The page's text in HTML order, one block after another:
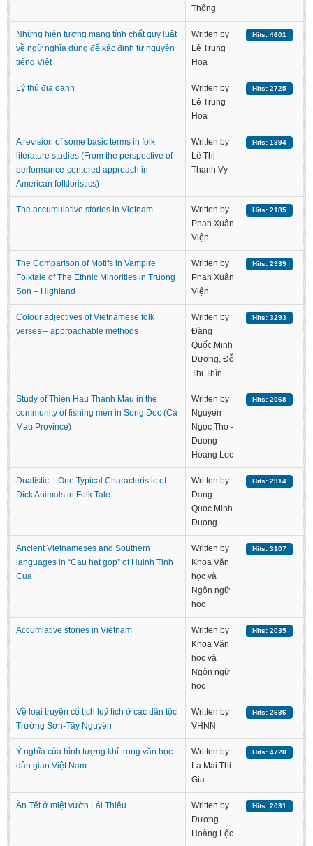
Thông
Những hiện tượng mang tính chất quy luật
về ngữ nghĩa dùng để xác định từ nguyên
tiếng Việt
Written by
Lê Trung
Hoa
Hits: 4601
Lý thú địa danh
Written by
Lê Trung
Hoa
Hits: 2725
A revision of some basic terms in folk
literature studies (From the perspective of
performance-centered approach in
American folkloristics)
Written by
Lê Thị
Thanh Vy
Hits: 1394
The accumulative stories in Vietnam
Written by
Phan Xuân
Viện
Hits: 2185
The Comparison of Motifs in Vampire
Folktale of The Ethnic Minorities in Truong
Son – Highland
Written by
Phan Xuân
Viện
Hits: 2939
Colour adjectives of Vietnamese folk
verses – approachable methods
Written by
Đặng
Quốc Minh
Dương, Đỗ
Thị Thìn
Hits: 3293
Study of Thien Hau Thanh Mau in the
community of fishing men in Song Doc (Ca
Mau Province)
Written by
Nguyen
Ngoc Tho -
Duong
Hoang Loc
Hits: 2068
Dualistic – One Typical Characteristic of
Dick Animals in Folk Tale
Written by
Dang
Quoc Minh
Duong
Hits: 2914
Ancient Vietnameses and Southern
languages in “Cau hat gop” of Huinh Tinh
Cua
Written by
Khoa Văn
học và
Ngôn ngữ
học
Hits: 3107
Accumlative stories in Vietnam
Written by
Khoa Văn
học và
Ngôn ngữ
học
Hits: 2035
Về loại truyện cổ tích luỹ tích ở các dân tộc
Trường Sơn-Tây Nguyên
Written by
VHNN
Hits: 2636
Ý nghĩa của hình tượng khỉ trong văn học
dân gian Việt Nam
Written by
La Mai Thi
Gia
Hits: 4720
Ăn Tết ở miệt vườn Lái Thiêu
Written by
Dương
Hoàng Lộc
Hits: 2031